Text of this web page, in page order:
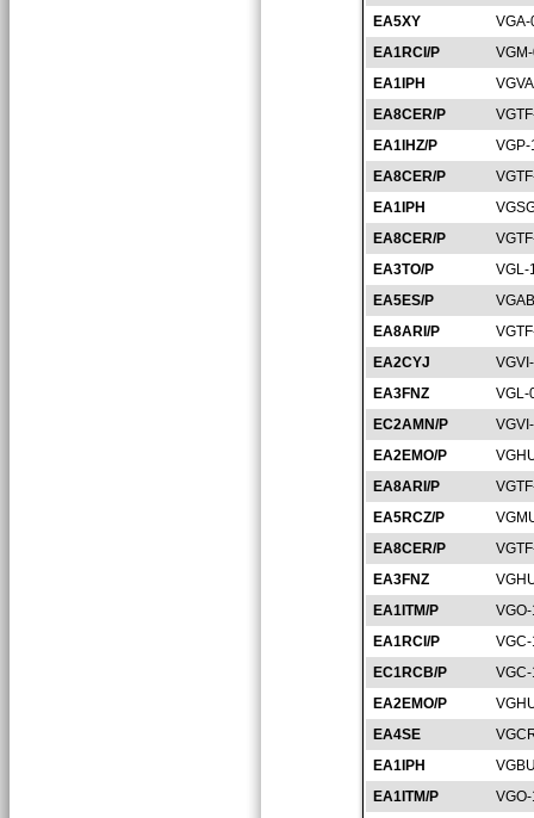
EA5XY
EA1RCI/P
EA1IPH
EA8CER/P
EA1IHZ/P
EA8CER/P
EA1IPH
EA8CER/P
EA3TO/P
VGL-
EA5ES/P
EA8ARI/P
EA2CYJ
EA3FNZ
VGL-
EC2AMN/P
EA2EMO/P
EA8ARI/P
EA5RCZ/P
EA8CER/P
EA3FNZ
EA1ITM/P
EA1RCI/P
EC1RCB/P
EA2EMO/P
EA4SE
EA1IPH
EA1ITM/P